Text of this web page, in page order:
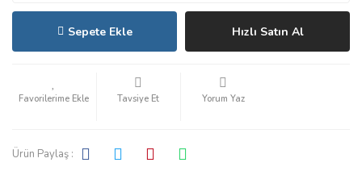
Sepete Ekle Hızlı Satın Al
Tavsiye Et Yorum Yaz
Ürün Paylaş :